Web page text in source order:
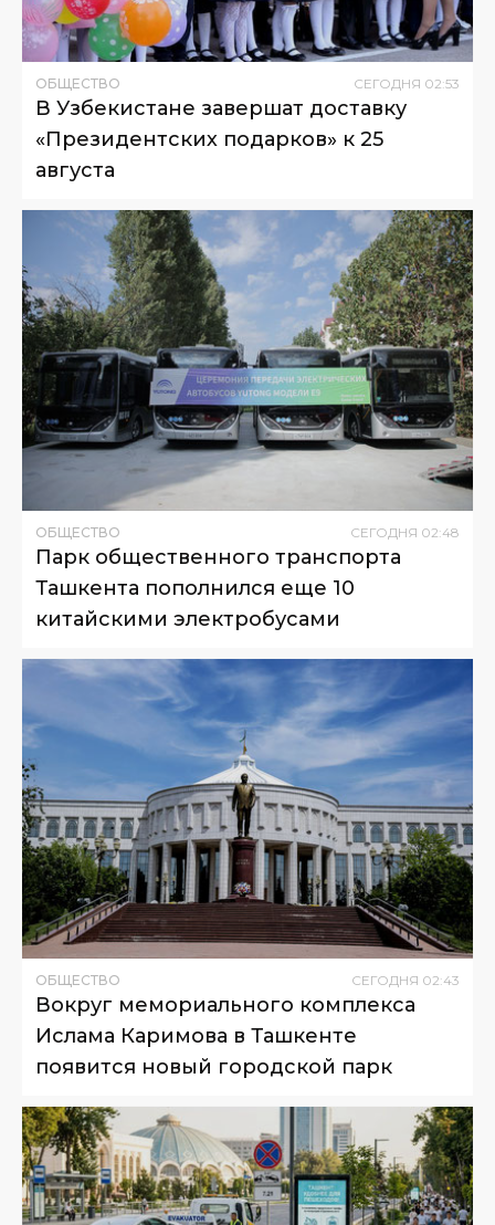
ОБЩЕСТВО СЕГОДНЯ 02:53
В Узбекистане завершат доставку
«Президентских подарков» к 25
августа
ОБЩЕСТВО СЕГОДНЯ 02:48
Парк общественного транспорта
Ташкента пополнился еще 10
китайскими электробусами
ОБЩЕСТВО СЕГОДНЯ 02:43
Вокруг мемориального комплекса
Ислама Каримова в Ташкенте
появится новый городской парк